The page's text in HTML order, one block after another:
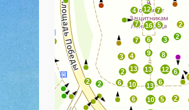
2
6
12
8
13
6
13
10
10 5
6
6
2
3
13
2
9
7
4
6
16
7
12
5
7
3 2
2
4
2
2